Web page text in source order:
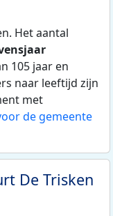
Het aantal
105 jaar en
naar leeftijd zijn
met
de gemeente
De Trisken